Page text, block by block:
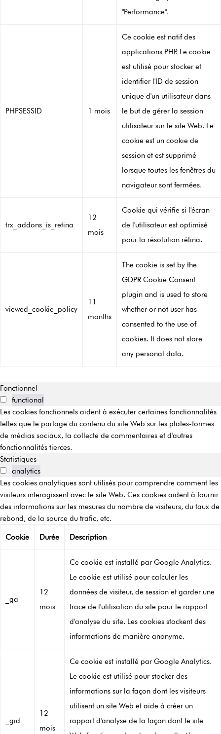
"Performance".
PHPSESSID 1 mois
Ce cookie est natif des
applications PHP. Le cookie
est utilisé pour stocker et
identifier l'ID de session
unique d'un utilisateur dans
le but de gérer la session
utilisateur sur le site Web. Le
cookie est un cookie de
session et est supprimé
lorsque toutes les fenêtres du
navigateur sont fermées.
trx_addons_is_retina
12
mois
Cookie qui vérifie si l'écran
de l'utilisateur est optimisé
pour la résolution rétina.
viewed_cookie_policy
11
months
The cookie is set by the
GDPR Cookie Consent
plugin and is used to store
whether or not user has
consented to the use of
cookies. It does not store
any personal data.
Fonctionnel
functional
Les cookies fonctionnels aident à exécuter certaines fonctionnalités
telles que le partage du contenu du site Web sur les plates-formes
de médias sociaux, la collecte de commentaires et d'autres
fonctionnalités tierces.
Statistiques
analytics
Les cookies analytiques sont utilisés pour comprendre comment les
visiteurs interagissent avec le site Web. Ces cookies aident à fournir
des informations sur les mesures du nombre de visiteurs, du taux de
rebond, de la source du trafic, etc.
Cookie Durée Description
_ga
12
mois
Ce cookie est installé par Google Analytics.
Le cookie est utilisé pour calculer les
données de visiteur, de session et garder une
trace de l'utilisation du site pour le rapport
d'analyse du site. Les cookies stockent des
informations de manière anonyme.
_gid
12
mois
Ce cookie est installé par Google Analytics.
Le cookie est utilisé pour stocker des
informations sur la façon dont les visiteurs
utilisent un site Web et aide à créer un
rapport d'analyse de la façon dont le site